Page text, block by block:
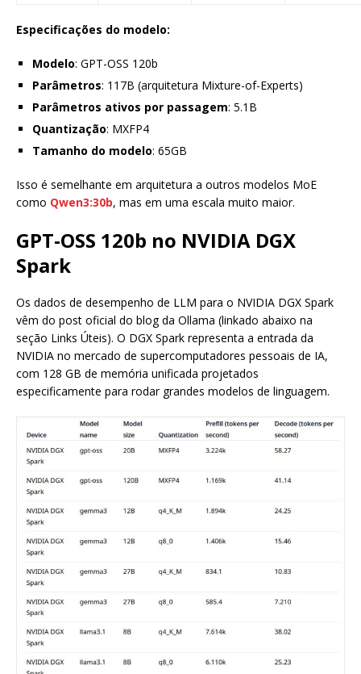
Especificações do modelo:
Modelo: GPT-OSS 120b
Parâmetros: 117B (arquitetura Mixture-of-Experts)
Parâmetros ativos por passagem: 5.1B
Quantização: MXFP4
Tamanho do modelo: 65GB
Isso é semelhante em arquitetura a outros modelos MoE
como Qwen3:30b, mas em uma escala muito maior.
GPT-OSS 120b no NVIDIA DGX
Spark
Os dados de desempenho de LLM para o NVIDIA DGX Spark
vêm do post oficial do blog da Ollama (linkado abaixo na
seção Links Úteis). O DGX Spark representa a entrada da
NVIDIA no mercado de supercomputadores pessoais de IA,
com 128 GB de memória unificada projetados
especificamente para rodar grandes modelos de linguagem.